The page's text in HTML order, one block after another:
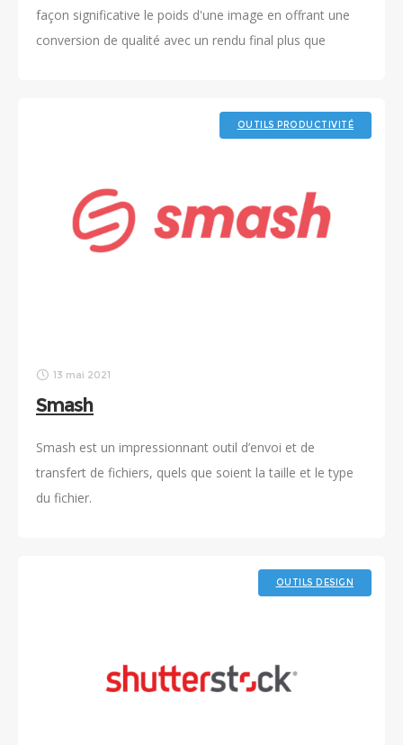
façon significative le poids d'une image en offrant une
conversion de qualité avec un rendu final plus que
OUTILS PRODUCTIVITÉ
13 mai 2021
Smash
Smash est un impressionnant outil d’envoi et de
transfert de fichiers, quels que soient la taille et le type
du fichier.
OUTILS DESIGN